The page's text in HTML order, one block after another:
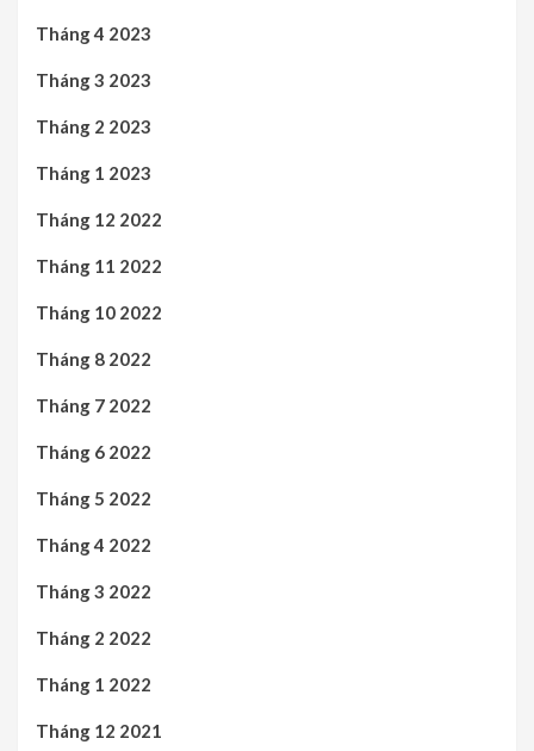
Tháng 4 2023
Tháng 3 2023
Tháng 2 2023
Tháng 1 2023
Tháng 12 2022
Tháng 11 2022
Tháng 10 2022
Tháng 8 2022
Tháng 7 2022
Tháng 6 2022
Tháng 5 2022
Tháng 4 2022
Tháng 3 2022
Tháng 2 2022
Tháng 1 2022
Tháng 12 2021